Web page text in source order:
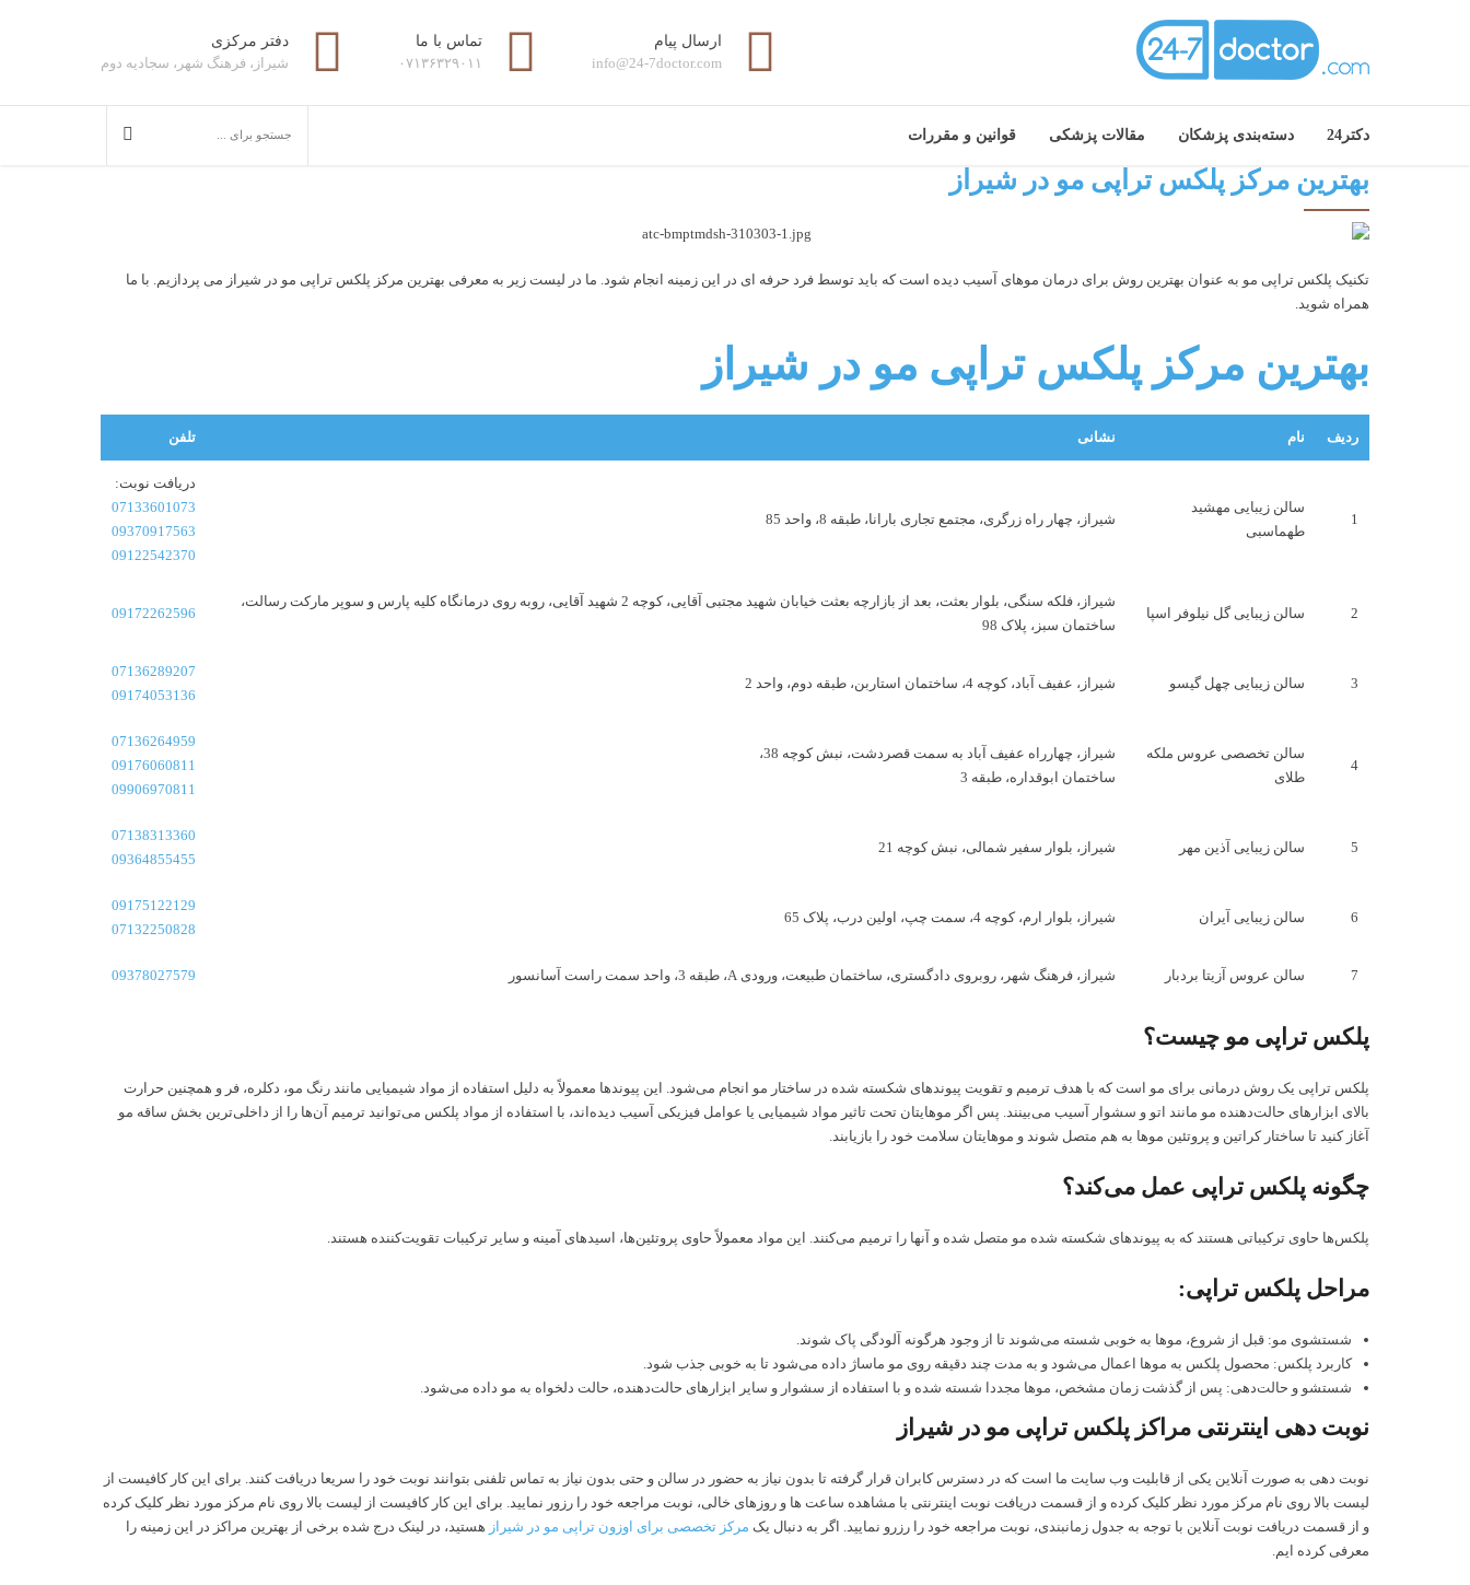
ارسال پیام
info@24-7doctor.com
تماس با ما
۰۷۱۳۶۳۲۹۰۱۱
دفتر مرکزی
شیراز، فرهنگ شهر، سجادیه دوم
دکتر24 دسته‌بندی پزشکان مقالات پزشکی قوانین و مقررات
بهترین مرکز پلکس تراپی مو در شیراز
تکنیک پلکس تراپی مو به عنوان بهترین روش برای درمان موهای آسیب دیده است که باید توسط فرد حرفه ای در این زمینه انجام شود. ما در لیست زیر به معرفی بهترین مرکز پلکس تراپی مو در شیراز می پردازیم. با ما
همراه شوید.
بهترین مرکز پلکس تراپی مو در شیراز
ردیف نام نشانی تلفن
1
سالن زیبایی مهشید
طهماسبی
شیراز، چهار راه زرگری، مجتمع تجاری بارانا، طبقه 8، واحد 85
دریافت نوبت:
07133601073
09370917563
09122542370
2 سالن زیبایی گل نیلوفر اسپا
شیراز، فلکه سنگی، بلوار بعثت، بعد از بازارچه بعثت خیابان شهید مجتبی آقایی، کوچه 2 شهید آقایی، روبه روی درمانگاه کلیه پارس و سوپر مارکت رسالت،
ساختمان سبز، پلاک 98
09172262596
3 سالن زیبایی چهل گیسو شیراز، عفیف آباد، کوچه 4، ساختمان استاربن، طبقه دوم، واحد 2
07136289207
09174053136
4
سالن تخصصی عروس ملکه
طلای
شیراز، چهارراه عفیف آباد به سمت قصردشت، نبش کوچه 38،
ساختمان ابوقداره، طبقه 3
07136264959
09176060811
09906970811
5 سالن زیبایی آذین مهر شیراز، بلوار سفیر شمالی، نبش کوچه 21
07138313360
09364855455
6 سالن زیبایی آیران شیراز، بلوار ارم، کوچه 4، سمت چپ، اولین درب، پلاک 65
09175122129
07132250828
7 سالن عروس آزیتا بردبار شیراز، فرهنگ شهر، روبروی دادگستری، ساختمان طبیعت، ورودی A، طبقه 3، واحد سمت راست آسانسور 09378027579
پلکس تراپی مو چیست؟
پلکس تراپی یک روش درمانی برای مو است که با هدف ترمیم و تقویت پیوندهای شکسته شده در ساختار مو انجام می‌شود. این پیوندها معمولاً به دلیل استفاده از مواد شیمیایی مانند رنگ مو، دکلره، فر و همچنین حرارت
بالای ابزارهای حالت‌دهنده مو مانند اتو و سشوار آسیب می‌بینند. پس اگر موهایتان تحت تاثیر مواد شیمیایی یا عوامل فیزیکی آسیب دیده‌اند، با استفاده از مواد پلکس می‌توانید ترمیم آن‌ها را از داخلی‌ترین بخش ساقه مو
آغاز کنید تا ساختار کراتین و پروتئین موها به هم متصل شوند و موهایتان سلامت خود را بازیابند.
چگونه پلکس تراپی عمل می‌کند؟
پلکس‌ها حاوی ترکیباتی هستند که به پیوندهای شکسته شده مو متصل شده و آنها را ترمیم می‌کنند. این مواد معمولاً حاوی پروتئین‌ها، اسیدهای آمینه و سایر ترکیبات تقویت‌کننده هستند.
مراحل پلکس تراپی:
شستشوی مو: قبل از شروع، موها به خوبی شسته می‌شوند تا از وجود هرگونه آلودگی پاک شوند.
کاربرد پلکس: محصول پلکس به موها اعمال می‌شود و به مدت چند دقیقه روی مو ماساژ داده می‌شود تا به خوبی جذب شود.
شستشو و حالت‌دهی: پس از گذشت زمان مشخص، موها مجددا شسته شده و با استفاده از سشوار و سایر ابزارهای حالت‌دهنده، حالت دلخواه به مو داده می‌شود.
نوبت دهی اینترنتی مراکز پلکس تراپی مو در شیراز
نوبت دهی به صورت آنلاین یکی از قابلیت وب سایت ما است که در دسترس کابران قرار گرفته تا بدون نیاز به حضور در سالن و حتی بدون نیاز به تماس تلفنی بتوانند نوبت خود را سریعا دریافت کنند. برای این کار کافیست از
لیست بالا روی نام مرکز مورد نظر کلیک کرده و از قسمت دریافت نوبت اینترنتی با مشاهده ساعت ها و روزهای خالی، نوبت مراجعه خود را رزور نمایید. برای این کار کافیست از لیست بالا روی نام مرکز مورد نظر کلیک کرده
و از قسمت دریافت نوبت آنلاین با توجه به جدول زمانبندی، نوبت مراجعه خود را رزرو نمایید. اگر به دنبال یک مرکز تخصصی برای اوزون تراپی مو در شیراز هستید، در لینک درج شده برخی از بهترین مراکز در این زمینه را
معرفی کرده ایم.